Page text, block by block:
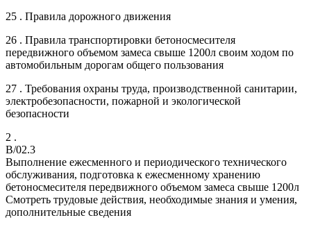
25 . Правила дорожного движения
26 . Правила транспортировки бетоносмесителя
передвижного объемом замеса свыше 1200л своим ходом по
автомобильным дорогам общего пользования
27 . Требования охраны труда, производственной санитарии,
электробезопасности, пожарной и экологической
безопасности
2 .
B/02.3
Выполнение ежесменного и периодического технического
обслуживания, подготовка к ежесменному хранению
бетоносмесителя передвижного объемом замеса свыше 1200л
Смотреть трудовые действия, необходимые знания и умения,
дополнительные сведения